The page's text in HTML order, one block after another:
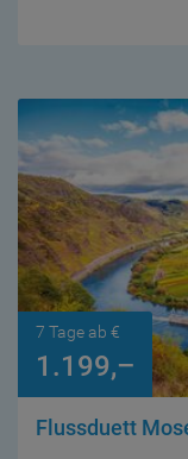
7 Tage ab €
1.199,–
Flussduett